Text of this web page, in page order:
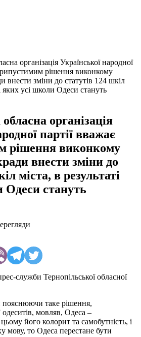
організація Української народної
рішення виконкому
внести зміни до статутів 124 шкіл
яких усі школи Одеси стануть
організація
партії вважає
рішення виконкому
внести зміни до
міста, в результаті
Одеси стануть
служби Тернопільської обласної
таке рішення,
мовляв, Одеса –
його колорит та самобутність, і
мову, то Одеса перестане бути